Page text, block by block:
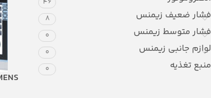
فشار ضعیف زیمنس 8
فشار متوسط زیمنس 0
لوازم جانبی زیمنس 0
منبع تغذیه 0